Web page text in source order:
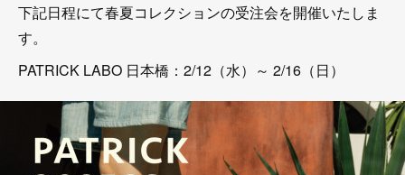
下記日程にて春夏コレクションの受注会を開催いたしま
す。
PATRICK LABO 日本橋：2/12（水）～ 2/16（日）